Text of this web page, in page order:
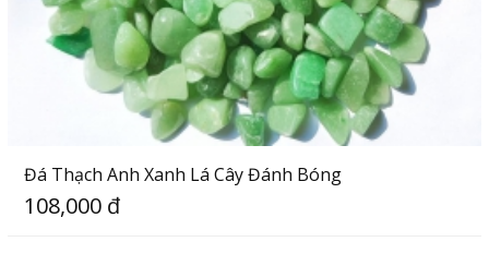
Đá Thạch Anh Xanh Lá Cây Đánh Bóng
108,000 đ